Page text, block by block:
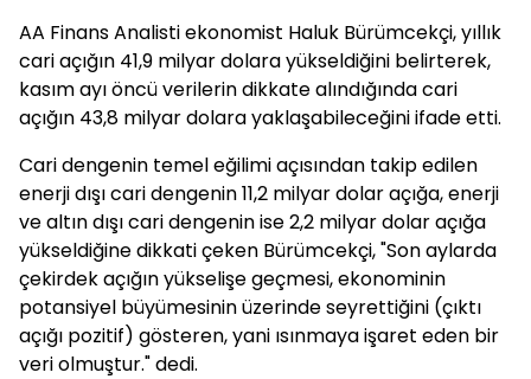
AA Finans Analisti ekonomist Haluk Bürümcekçi, yıllık
cari açığın 41,9 milyar dolara yükseldiğini belirterek,
kasım ayı öncü verilerin dikkate alındığında cari
açığın 43,8 milyar dolara yaklaşabileceğini ifade etti.
Cari dengenin temel eğilimi açısından takip edilen
enerji dışı cari dengenin 11,2 milyar dolar açığa, enerji
ve altın dışı cari dengenin ise 2,2 milyar dolar açığa
yükseldiğine dikkati çeken Bürümcekçi, "Son aylarda
çekirdek açığın yükselişe geçmesi, ekonominin
potansiyel büyümesinin üzerinde seyrettiğini (çıktı
açığı pozitif) gösteren, yani ısınmaya işaret eden bir
veri olmuştur." dedi.